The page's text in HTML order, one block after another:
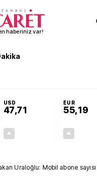
haberiniz var!
USD
47,71
EUR
55,19
Uraloğlu: Mobil abone